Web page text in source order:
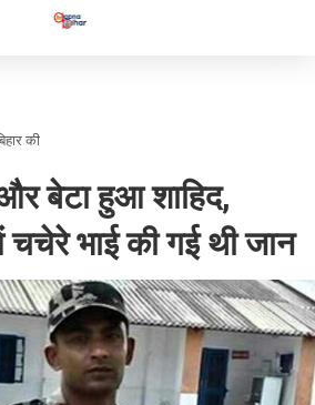
की
बेटा हुआ शाहिद,
चचेरे भाई की गई थी जान